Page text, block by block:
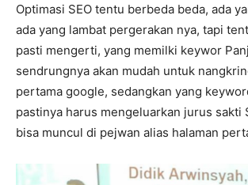
Optimasi SEO tentu berbeda beda, ada
ada yang lambat pergerakan nya, tapi
pasti mengerti, yang memilki keywor
sendrungnya akan mudah untuk
pertama google, sedangkan yang
pastinya harus mengeluarkan jurus sakti
bisa muncul di pejwan alias halaman